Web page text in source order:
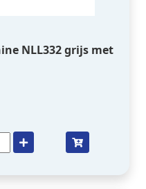
NLL332 grijs met